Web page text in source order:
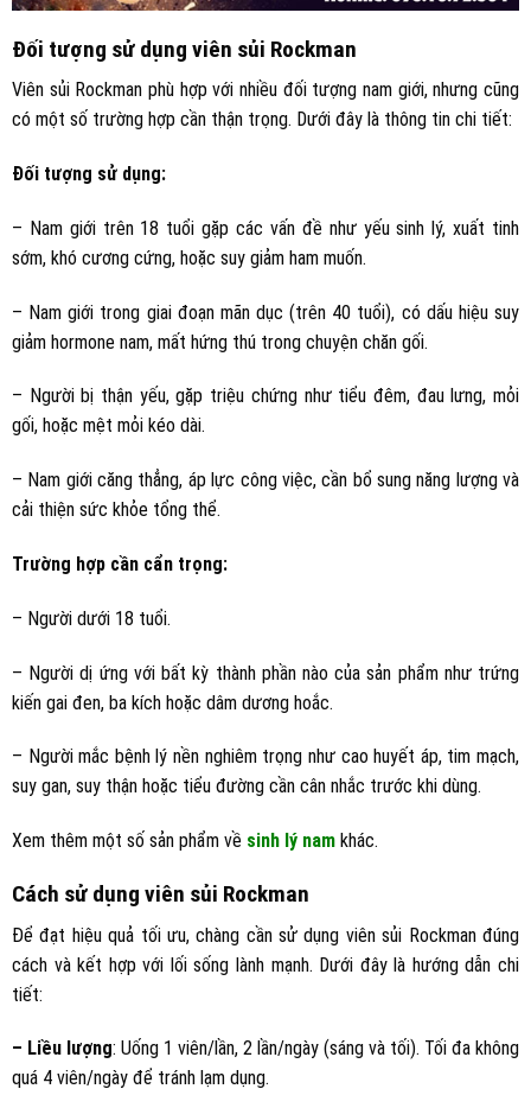
Đối tượng sử dụng viên sủi Rockman
Viên sủi Rockman phù hợp với nhiều đối tượng nam giới, nhưng cũng
có một số trường hợp cần thận trọng. Dưới đây là thông tin chi tiết:
Đối tượng sử dụng:
– Nam giới trên 18 tuổi gặp các vấn đề như yếu sinh lý, xuất tinh
sớm, khó cương cứng, hoặc suy giảm ham muốn.
– Nam giới trong giai đoạn mãn dục (trên 40 tuổi), có dấu hiệu suy
giảm hormone nam, mất hứng thú trong chuyện chăn gối.
– Người bị thận yếu, gặp triệu chứng như tiểu đêm, đau lưng, mỏi
gối, hoặc mệt mỏi kéo dài.
– Nam giới căng thẳng, áp lực công việc, cần bổ sung năng lượng và
cải thiện sức khỏe tổng thể.
Trường hợp cần cẩn trọng:
– Người dưới 18 tuổi.
– Người dị ứng với bất kỳ thành phần nào của sản phẩm như trứng
kiến gai đen, ba kích hoặc dâm dương hoắc.
– Người mắc bệnh lý nền nghiêm trọng như cao huyết áp, tim mạch,
suy gan, suy thận hoặc tiểu đường cần cân nhắc trước khi dùng.
Xem thêm một số sản phẩm về sinh lý nam khác.
Cách sử dụng viên sủi Rockman
Để đạt hiệu quả tối ưu, chàng cần sử dụng viên sủi Rockman đúng
cách và kết hợp với lối sống lành mạnh. Dưới đây là hướng dẫn chi
tiết:
– Liều lượng: Uống 1 viên/lần, 2 lần/ngày (sáng và tối). Tối đa không
quá 4 viên/ngày để tránh lạm dụng.